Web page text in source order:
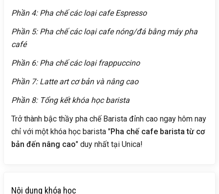
Phần 4: Pha chế các loại cafe Espresso
Phần 5: Pha chế các loại cafe nóng/đá bằng máy pha
café
Phần 6: Pha chế các loại frappuccino
Phần 7: Latte art cơ bản và nâng cao
Phần 8: Tổng kết khóa học barista
Trở thành bậc thầy pha chế Barista đỉnh cao ngay hôm nay
chỉ với một khóa học barista "Pha chế cafe barista từ cơ
bản đến nâng cao" duy nhất tại Unica!
Nội dung khóa học